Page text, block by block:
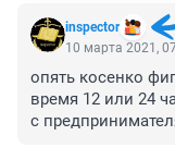
inspector
10 марта 2021,
опять косенко
время 12 или 24
с